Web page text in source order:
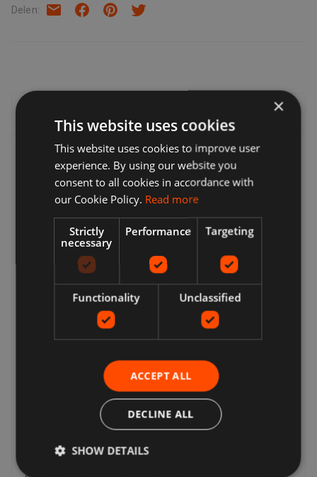
Delen:
Levering
Verkopers bieden een scala aan leveringsopties, zodat u
degene kunt kiezen die het meest geschikt is voor u. Veel
en de geschatte leverdatum altijd vinden in de aanbieding
van een verkoper. Tijdens het afrekenen ziet u een
volledige lijst met bezorgopties. Deze kunnen omvatten:
Express levering, Standaard levering, Economy levering,
Click & Collect, Gratis lokale verzameling van verkoper.
Geeft terug
Uw opties voor het retourneren van een artikel variëren
afhankelijk van wat u wilt retourneren, waarom u het wilt
retourneren en het retourbeleid van de verkoper. Als het
artikel beschadigd is of niet overeenkomt met de
beschrijving van de aanbieding, kunt u het retourneren,
zelfs als het retourbeleid van de verkoper zegt dat ze
geen retouren accepteren. Als u van gedachten bent
veranderd en geen item meer wilt, kunt u nog steeds een
retour aanvragen, maar de verkoper hoeft dit niet te
×
This website uses cookies
This website uses cookies to improve user
experience. By using our website you
consent to all cookies in accordance with
our Cookie Policy. Read more
Strictly
necessary
Performance Targeting
Functionality Unclassified
ACCEPT ALL
DECLINE ALL
SHOW DETAILS